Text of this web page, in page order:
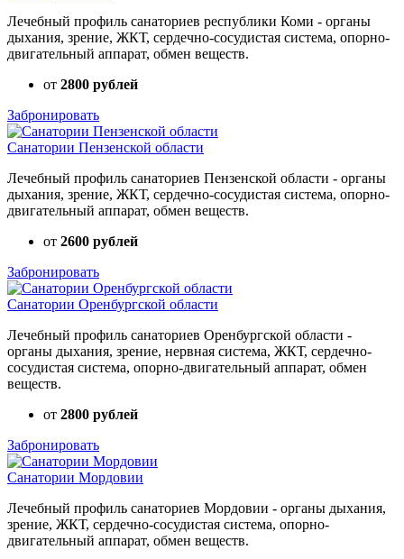
Лечебный профиль санаториев республики Коми - органы
дыхания, зрение, ЖКТ, сердечно-сосудистая система, опорно-
двигательный аппарат, обмен веществ.
от 2800 рублей
Забронировать
Санатории Пензенской области
Лечебный профиль санаториев Пензенской области - органы
дыхания, зрение, ЖКТ, сердечно-сосудистая система, опорно-
двигательный аппарат, обмен веществ.
от 2600 рублей
Забронировать
Санатории Оренбургской области
Лечебный профиль санаториев Оренбургской области -
органы дыхания, зрение, нервная система, ЖКТ, сердечно-
сосудистая система, опорно-двигательный аппарат, обмен
веществ.
от 2800 рублей
Забронировать
Санатории Мордовии
Лечебный профиль санаториев Мордовии - органы дыхания,
зрение, ЖКТ, сердечно-сосудистая система, опорно-
двигательный аппарат, обмен веществ.